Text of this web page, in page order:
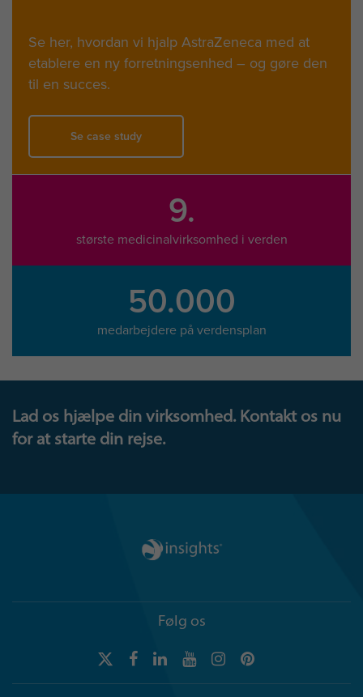
Se her, hvordan vi hjalp AstraZeneca med at
etablere en ny forretningsenhed – og gøre den
til en succes.
Se case study
9.
største medicinalvirksomhed i verden
50.000
medarbejdere på verdensplan
Lad os hjælpe din virksomhed. Kontakt os nu
for at starte din rejse.
Følg os